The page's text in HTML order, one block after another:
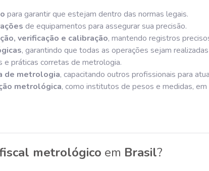
para garantir que estejam dentro das normas legais.
de equipamentos para assegurar sua precisão.
verificação e calibração, mantendo registros
, garantindo que todas as operações sejam
e práticas corretas de metrologia.
de metrologia, capacitando outros profissionais para
metrológica, como institutos de pesos e medidas,
metrológico em Brasil?